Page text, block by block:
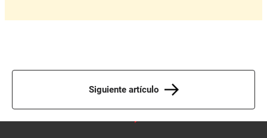
Siguiente artículo